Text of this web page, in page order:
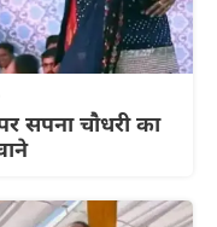
सपना चौधरी का